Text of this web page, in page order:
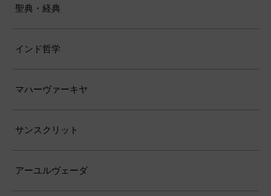
聖典・経典
インド哲学
マハーヴァーキヤ
サンスクリット
アーユルヴェーダ